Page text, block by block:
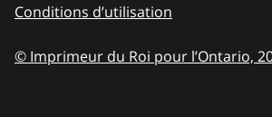
Conditions d’utilisation
© Imprimeur du Roi pour l’Ontario,